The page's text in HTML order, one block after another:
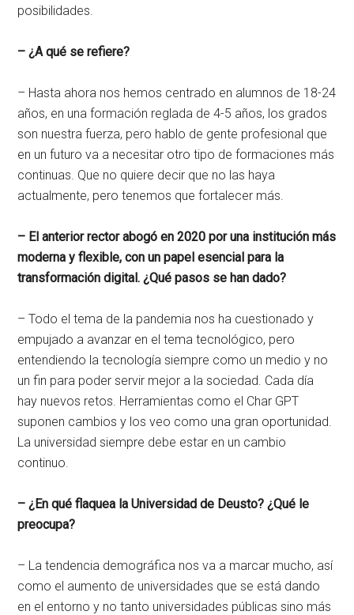
posibilidades.
– ¿A qué se refiere?
– Hasta ahora nos hemos centrado en alumnos de 18-24
años, en una formación reglada de 4-5 años, los grados
son nuestra fuerza, pero hablo de gente profesional que
en un futuro va a necesitar otro tipo de formaciones más
continuas. Que no quiere decir que no las haya
actualmente, pero tenemos que fortalecer más.
– El anterior rector abogó en 2020 por una institución más
moderna y flexible, con un papel esencial para la
transformación digital. ¿Qué pasos se han dado?
– Todo el tema de la pandemia nos ha cuestionado y
empujado a avanzar en el tema tecnológico, pero
entendiendo la tecnología siempre como un medio y no
un fin para poder servir mejor a la sociedad. Cada día
hay nuevos retos. Herramientas como el Char GPT
suponen cambios y los veo como una gran oportunidad.
La universidad siempre debe estar en un cambio
continuo.
– ¿En qué flaquea la Universidad de Deusto? ¿Qué le
preocupa?
– La tendencia demográfica nos va a marcar mucho, así
como el aumento de universidades que se está dando
en el entorno y no tanto universidades públicas sino más